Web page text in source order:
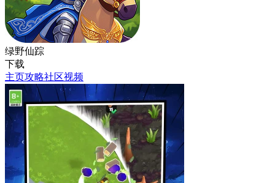
绿野仙踪
下载
主页攻略社区视频